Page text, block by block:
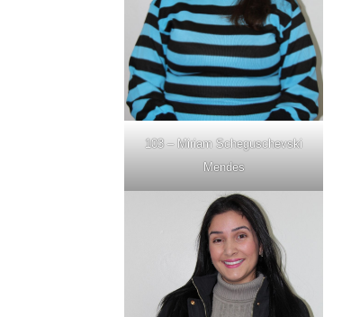
103 – Miriam Scheguschevski
Mendes